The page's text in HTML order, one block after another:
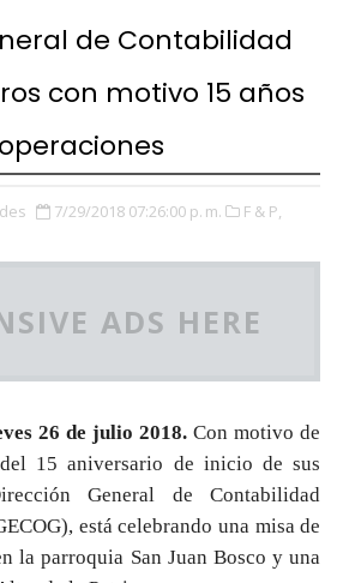
de Contabilidad
con motivo 15 años
7/29/2018 07:26:00 p. m.
F & P,
ADS HERE
26 de julio 2018. Con motivo de
15 aniversario de inicio de sus
General de Contabilidad
está celebrando una misa de
la parroquia San Juan Bosco y una